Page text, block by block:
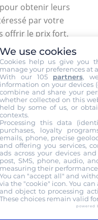
obtenir leurs
par votre
offrir le prix fort.
le détenteur d’une
profiter des enchères
Pour information, cette
extrême rareté peut
13 000 euros ou plus
ou
X ?
monétaire ou
ces contextes
We use cookies
Cookies help us give you
manage your preferences at
With our 105 partners,
information on your devices
combine and share your
whether collected on this
held by some of us, or
contexts.
Processing this data
purchases, loyalty
emails, phone, precise
and offering you services,
ads across your devices
post, SMS, phone, audio,
measuring their
You can "accept all" and
via the "cookie" icon. You
and object to processing
These choices remain valid
powered